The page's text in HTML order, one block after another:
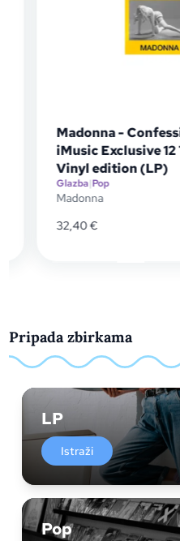
Madonna -
iMusic Exclusive
Vinyl edition (LP)
Glazba|Pop
Madonna
32,40€
Pripada zbirkama
LP
Istraži
Pop